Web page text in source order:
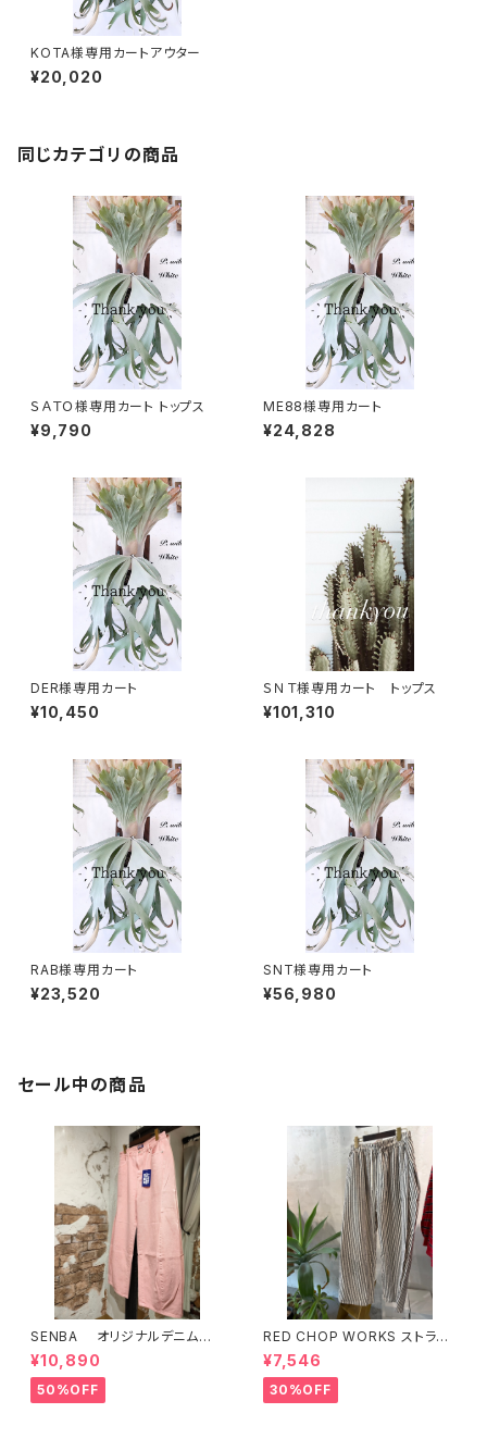
KOTA様専用カートアウター
¥20,020
同じカテゴリの商品
ＳＡＴＯ様専用カート トップス
¥9,790
ME88様専用カート
¥24,828
DER様専用カート
¥10,450
ＳＮＴ様専用カート トップス
¥101,310
RAB様専用カート
¥23,520
SNT様専用カート
¥56,980
セール中の商品
SENBA オリジナルデニム
ピンク
¥10,890
50%OFF
RED CHOP WORKS ストライ
プ柄パンツ 【36352581】
¥7,546
30%OFF